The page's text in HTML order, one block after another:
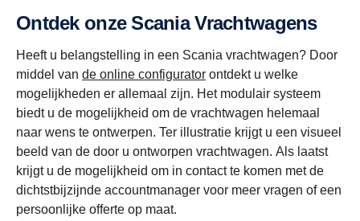
Ontdek onze Scania Vrachtwagens
Heeft u belangstelling in een Scania vrachtwagen? Door
middel van de online configurator ontdekt u welke
mogelijkheden er allemaal zijn. Het modulair systeem
biedt u de mogelijkheid om de vrachtwagen helemaal
naar wens te ontwerpen. Ter illustratie krijgt u een visueel
beeld van de door u ontworpen vrachtwagen. Als laatst
krijgt u de mogelijkheid om in contact te komen met de
dichtstbijzijnde accountmanager voor meer vragen of een
persoonlijke offerte op maat.